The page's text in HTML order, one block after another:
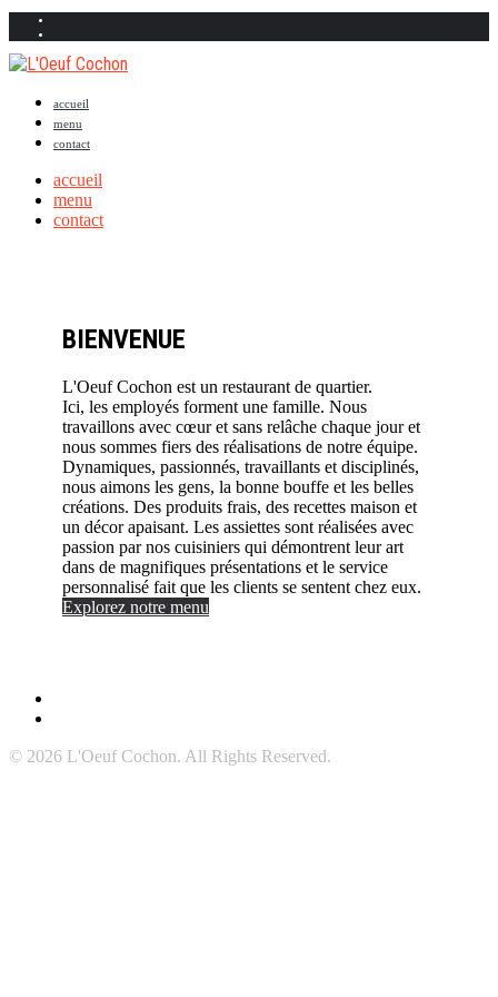
accueil
menu
contact
accueil
menu
contact
BIENVENUE
L'Oeuf Cochon est un restaurant de quartier.
Ici, les employés forment une famille. Nous
travaillons avec cœur et sans relâche chaque jour et
nous sommes fiers des réalisations de notre équipe.
Dynamiques, passionnés, travaillants et disciplinés,
nous aimons les gens, la bonne bouffe et les belles
créations. Des produits frais, des recettes maison et
un décor apaisant. Les assiettes sont réalisées avec
passion par nos cuisiniers qui démontrent leur art
dans de magnifiques présentations et le service
personnalisé fait que les clients se sentent chez eux.
Explorez notre menu
© 2026 L'Oeuf Cochon. All Rights Reserved.